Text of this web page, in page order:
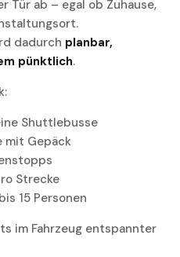
Tür ab – egal ob Zuhause,
dadurch planbar,
pünktlich.
Shuttlebusse
mit Gepäck
Strecke
15 Personen
im Fahrzeug entspannter